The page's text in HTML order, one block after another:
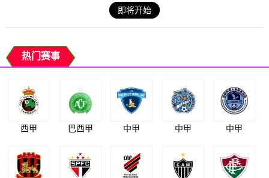
即将开始
热门赛事
西甲 巴西甲 中甲 中甲 中甲